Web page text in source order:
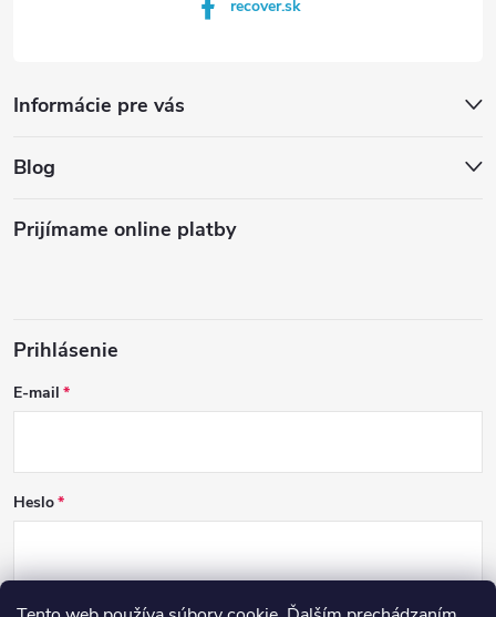
recover.sk
Informácie pre vás
Blog
Prijímame online platby
Prihlásenie
E-mail
Heslo